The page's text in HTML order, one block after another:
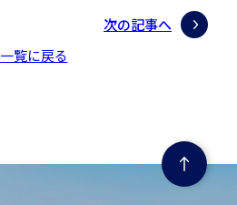
一覧に戻る
次の記事へ
ページの先頭にもどる